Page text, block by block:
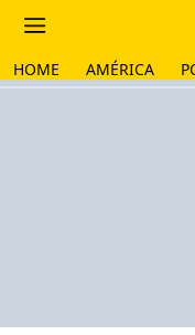
HOME AMÉRICA